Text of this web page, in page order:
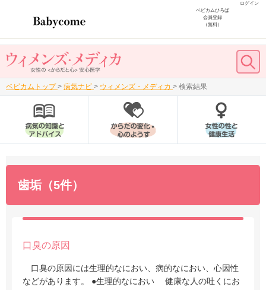
ログイン
ベビカムひろば
会員登録
（無料）
ベビカムトップ > 病気ナビ > ウィメンズ・メディカ > 検索結果
歯垢（5件）
口臭の原因
口臭の原因には生理的なにおい、病的なにおい、心因性
などがあります。 ●生理的なにおい 健康な人の吐くにお